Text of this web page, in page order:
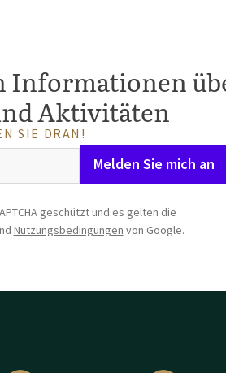
Informationen
Aktivitäten
SIE DRAN!
Melden Sie mich an
geschützt und es gelten die
Nutzungsbedingungen von Google.